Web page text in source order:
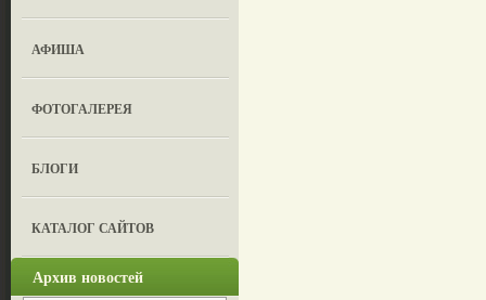
АФИША
ФОТОГАЛЕРЕЯ
БЛОГИ
КАТАЛОГ САЙТОВ
Архив новостей